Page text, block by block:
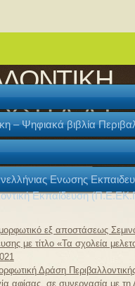
Δ.Δ.Ε.
– Ψηφιακά βιβλία
Ενωσης
Εκπαίδευση
εξ αποστάσεως
με τίτλο «Τα σχολεία
Δράση
αφίσας, σε συνεργασία με